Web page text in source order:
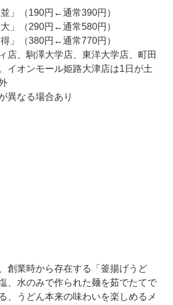
」（190円←通常390円）
」（290円←通常580円）
」（380円←通常770円）
店、駒澤大学店、東洋大学店、町田
イオンモール姫路大津店は1日が土
異なる場合あり
創業時から存在する「釜揚げうど
、水のみで作られた麺を茹でたてで
、うどん本来の味わいを楽しめるメ